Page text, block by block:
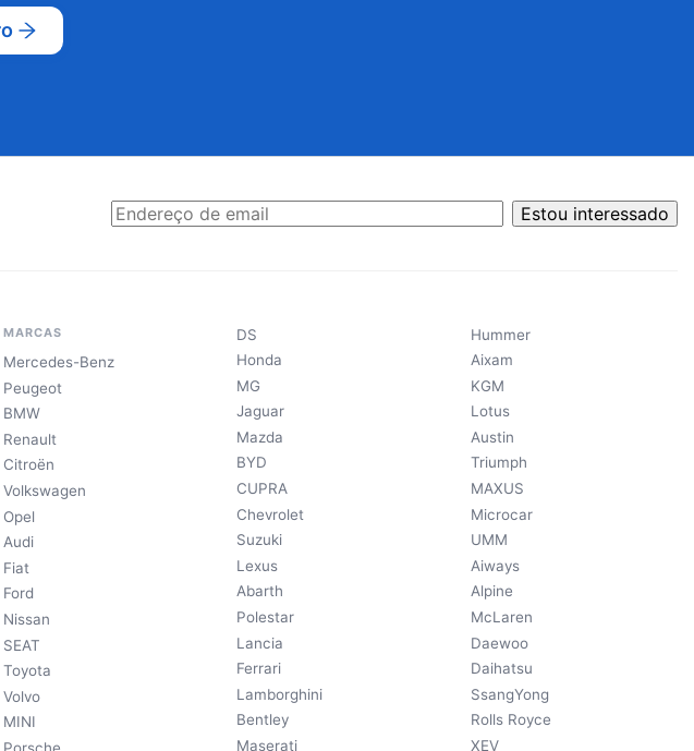
Estou interessado
MARCAS
Mercedes-Benz
Peugeot
BMW
Renault
Citroën
Volkswagen
Opel
Audi
Fiat
Ford
Nissan
SEAT
Toyota
Volvo
MINI
DS
Honda
MG
Jaguar
Mazda
BYD
CUPRA
Chevrolet
Suzuki
Lexus
Abarth
Polestar
Lancia
Ferrari
Lamborghini
Bentley
Maserati
Hummer
Aixam
KGM
Lotus
Austin
Triumph
MAXUS
Microcar
UMM
Aiways
Alpine
McLaren
Daewoo
Daihatsu
SsangYong
Rolls Royce
XEV